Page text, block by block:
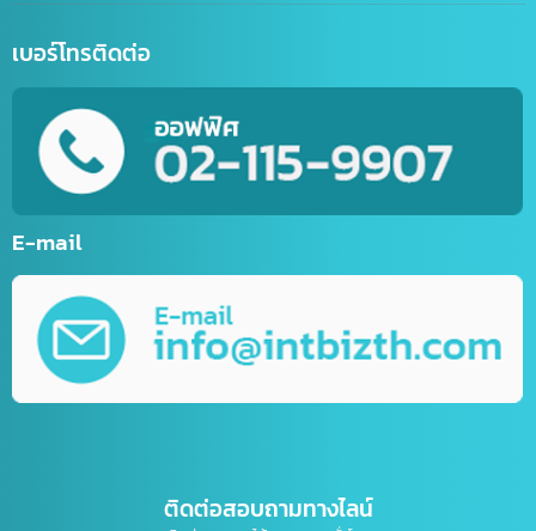
รับตัดต่อวิดีโอ (Video Editor)
รับทำเว็บไซต์กีฬา
รับทำเว็บไซต์ร้านค้าออนไลน์ (E-Commerce)
บริการพัฒนาเว็บไซต์ตามความต้องการ
รับทำ Mobile Application ระบบ IOS&Android
การตลาดออนไลน์ (Online Marketting)
บริการให้คำปรึกษาธุรกิจทางด้าน IT, การตลาด
เบอร์โทรติดต่อ